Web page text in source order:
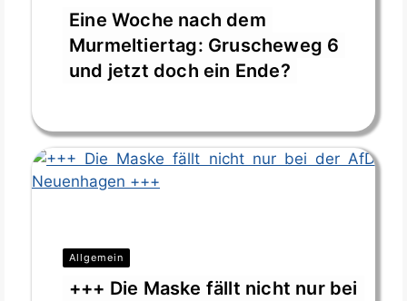
Eine Woche nach dem
Murmeltiertag: Gruscheweg 6
und jetzt doch ein Ende?
Allgemein
+++ Die Maske fällt nicht nur bei